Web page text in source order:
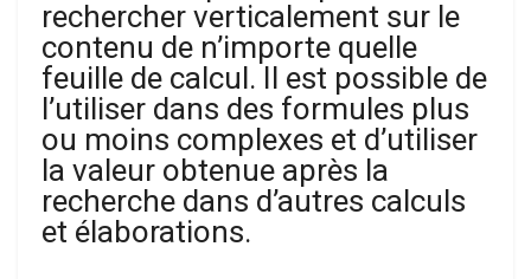
rechercher verticalement sur le
contenu de n’importe quelle
feuille de calcul. Il est possible de
l’utiliser dans des formules plus
ou moins complexes et d’utiliser
la valeur obtenue après la
recherche dans d’autres calculs
et élaborations.